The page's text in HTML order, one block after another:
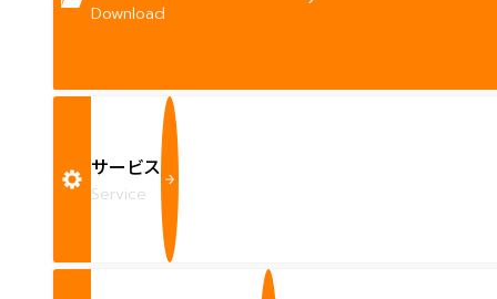
Download
サービス
Service